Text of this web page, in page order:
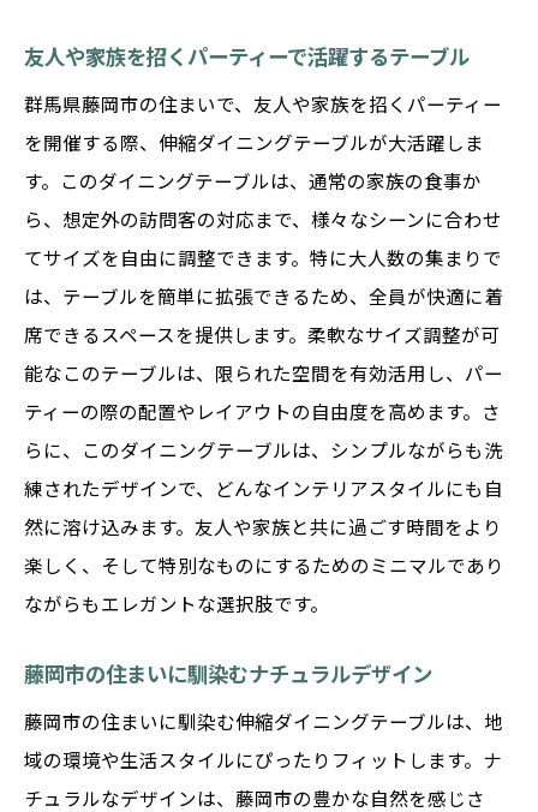
友人や家族を招くパーティーで活躍するテーブル
群馬県藤岡市の住まいで、友人や家族を招くパーティー
を開催する際、伸縮ダイニングテーブルが大活躍しま
す。このダイニングテーブルは、通常の家族の食事か
ら、想定外の訪問客の対応まで、様々なシーンに合わせ
てサイズを自由に調整できます。特に大人数の集まりで
は、テーブルを簡単に拡張できるため、全員が快適に着
席できるスペースを提供します。柔軟なサイズ調整が可
能なこのテーブルは、限られた空間を有効活用し、パー
ティーの際の配置やレイアウトの自由度を高めます。さ
らに、このダイニングテーブルは、シンプルながらも洗
練されたデザインで、どんなインテリアスタイルにも自
然に溶け込みます。友人や家族と共に過ごす時間をより
楽しく、そして特別なものにするためのミニマルであり
ながらもエレガントな選択肢です。
藤岡市の住まいに馴染むナチュラルデザイン
藤岡市の住まいに馴染む伸縮ダイニングテーブルは、地
域の環境や生活スタイルにぴったりフィットします。ナ
チュラルなデザインは、藤岡市の豊かな自然を感じさ